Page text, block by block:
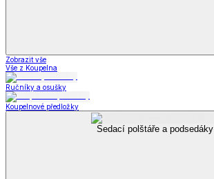
Zobrazit vše
Vše z Koupelna
Ručníky a osušky
Koupelnové předložky
Sedací polštáře a podsedáky